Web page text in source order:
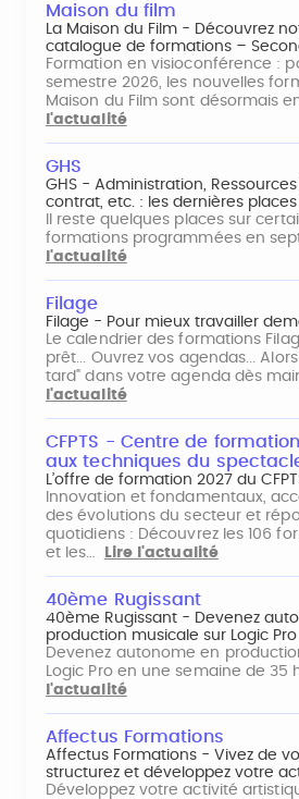
Maison du film
La Maison du Film - Découvrez
catalogue de formations –
Formation en visioconférence :
semestre 2026, les nouvelles
Maison du Film sont désormais
l'actualité
GHS
GHS - Administration,
contrat, etc. : les dernières
Il reste quelques places sur
formations programmées en
l'actualité
Filage
Filage - Pour mieux travailler
Le calendrier des formations
prêt... Ouvrez vos agendas...
tard" dans votre agenda dès
l'actualité
CFPTS - Centre de
aux techniques du
L’offre de formation 2027 du
Innovation et fondamentaux,
des évolutions du secteur et
quotidiens : Découvrez les 106
et les…
Lire l'actualité
40ème Rugissant
40ème Rugissant - Devenez
production musicale sur Logic Pro
Devenez autonome en
Logic Pro en une semaine de 35
l'actualité
Affectus Formations
Affectus Formations - Vivez de
structurez et développez votre
Développez votre activité